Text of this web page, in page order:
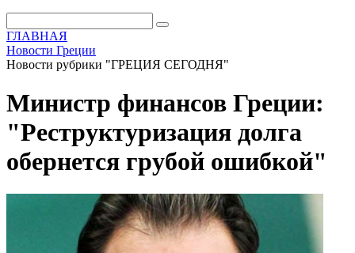
ГЛАВНАЯ
Новости Греции
Новости рубрики "ГРЕЦИЯ СЕГОДНЯ"
Министр финансов Греции:
"Реструктуризация долга
обернется грубой ошибкой"